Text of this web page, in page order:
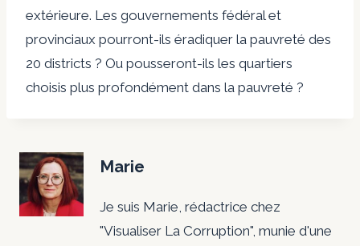
extérieure. Les gouvernements fédéral et
provinciaux pourront-ils éradiquer la pauvreté des
20 districts ? Ou pousseront-ils les quartiers
choisis plus profondément dans la pauvreté ?
Marie
Je suis Marie, rédactrice chez
"Visualiser La Corruption", munie d'une